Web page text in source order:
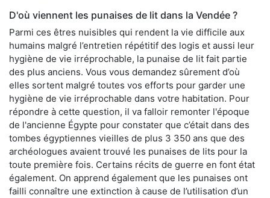
D'où viennent les punaises de lit dans la Vendée ?
Parmi ces êtres nuisibles qui rendent la vie difficile aux
humains malgré l’entretien répétitif des logis et aussi leur
hygiène de vie irréprochable, la punaise de lit fait partie
des plus anciens. Vous vous demandez sûrement d’où
elles sortent malgré toutes vos efforts pour garder une
hygiène de vie irréprochable dans votre habitation. Pour
répondre à cette question, il va falloir remonter l'époque
de l'ancienne Égypte pour constater que c’était dans des
tombes égyptiennes vieilles de plus 3 350 ans que des
archéologues avaient trouvé les punaises de lits pour la
toute première fois. Certains récits de guerre en font état
également. On apprend également que les punaises ont
failli connaître une extinction à cause de l’utilisation d’un